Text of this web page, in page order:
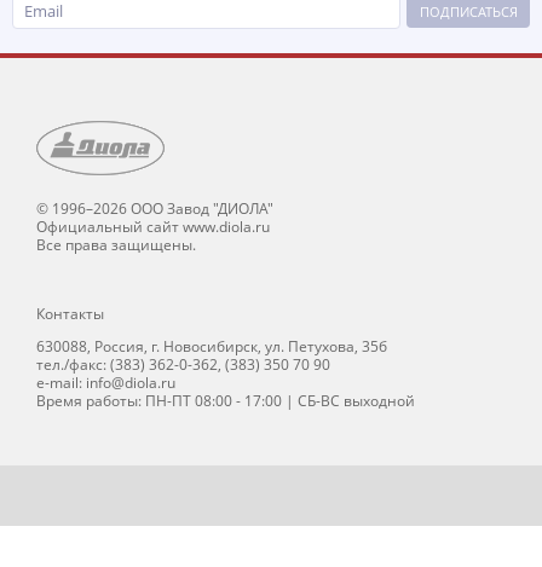
ПОДПИСАТЬСЯ
© 1996–2026 ООО Завод "ДИОЛА"
Официальный сайт www.diola.ru
Все права защищены.
Контакты
630088, Россия, г. Новосибирск, ул. Петухова, 35б
тел./факс: (383) 362-0-362, (383) 350 70 90
e-mail: info@diola.ru
Время работы: ПН-ПТ 08:00 - 17:00 | СБ-ВС выходной